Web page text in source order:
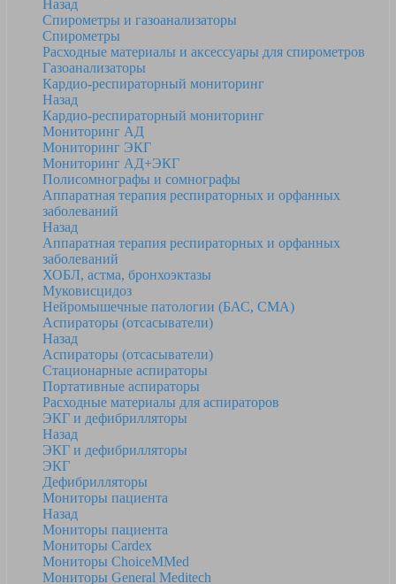
Назад
Спирометры и газоанализаторы
Спирометры
Расходные материалы и аксессуары для спирометров
Газоанализаторы
Кардио-респираторный мониторинг
Назад
Кардио-респираторный мониторинг
Мониторинг АД
Мониторинг ЭКГ
Мониторинг АД+ЭКГ
Полисомнографы и сомнографы
Аппаратная терапия респираторных и орфанных
заболеваний
Назад
Аппаратная терапия респираторных и орфанных
заболеваний
ХОБЛ, астма, бронхоэктазы
Муковисцидоз
Нейромышечные патологии (БАС, СМА)
Аспираторы (отсасыватели)
Назад
Аспираторы (отсасыватели)
Стационарные аспираторы
Портативные аспираторы
Расходные материалы для аспираторов
ЭКГ и дефибрилляторы
Назад
ЭКГ и дефибрилляторы
ЭКГ
Дефибрилляторы
Мониторы пациента
Назад
Мониторы пациента
Мониторы Cardex
Мониторы ChoiceMMed
Мониторы General Meditech